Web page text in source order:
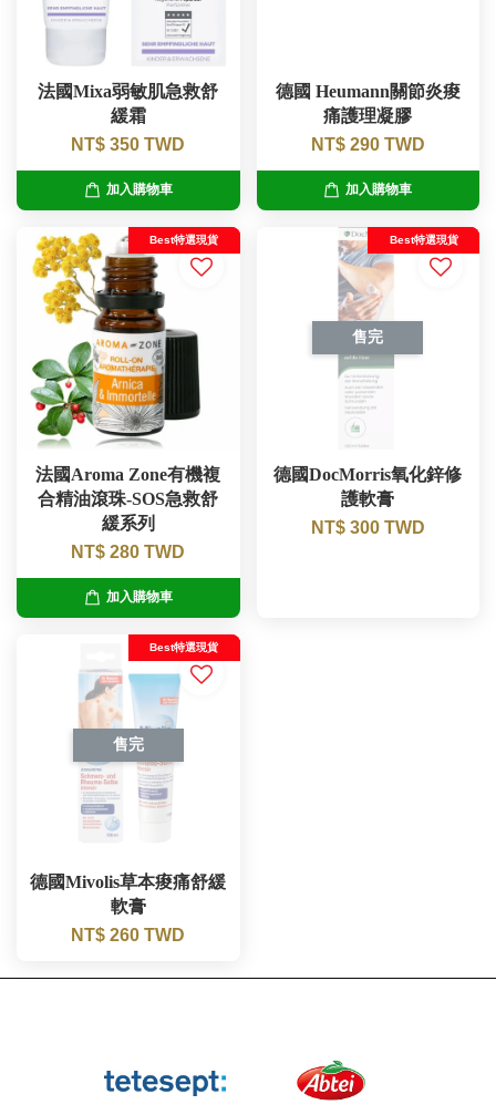
法國Mixa弱敏肌急救舒
緩霜
NT$ 350 TWD
加入購物車
德國 Heumann關節炎痠
痛護理凝膠
NT$ 290 TWD
加入購物車
Best特選現貨
法國Aroma Zone有機複
合精油滾珠-SOS急救舒
緩系列
NT$ 280 TWD
加入購物車
售完
Best特選現貨
德國DocMorris氧化鋅修
護軟膏
NT$ 300 TWD
售完
Best特選現貨
德國Mivolis草本痠痛舒緩
軟膏
NT$ 260 TWD